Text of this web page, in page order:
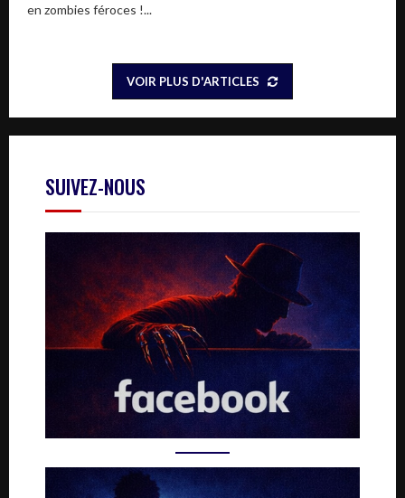
en zombies féroces !...
VOIR PLUS D'ARTICLES
SUIVEZ-NOUS